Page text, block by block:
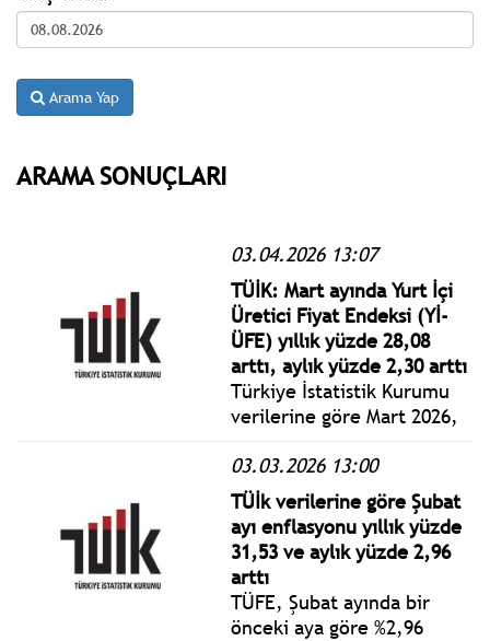
Arama Yap
ARAMA SONUÇLARI
03.04.2026 13:07
TÜİK: Mart ayında Yurt İçi
Üretici Fiyat Endeksi (Yİ-
ÜFE) yıllık yüzde 28,08
arttı, aylık yüzde 2,30 arttı
Türkiye İstatistik Kurumu
verilerine göre Mart 2026,
Endeksi (Yİ-ÜFE) yıllık
%28,08 arttı, aylık %2,30
arttı.
03.03.2026 13:00
TÜİk verilerine göre Şubat
ayı enflasyonu yıllık yüzde
31,53 ve aylık yüzde 2,96
arttı
TÜFE, Şubat ayında bir
önceki aya göre %2,96